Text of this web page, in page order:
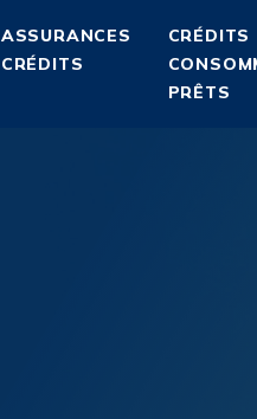
ASSURANCES
CRÉDITS
CRÉDITS
PRÊTS